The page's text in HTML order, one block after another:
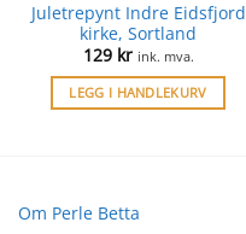
Juletrepynt Indre Eidsfjord
kirke, Sortland
129 kr ink. mva.
LEGG I HANDLEKURV
Om Perle Betta